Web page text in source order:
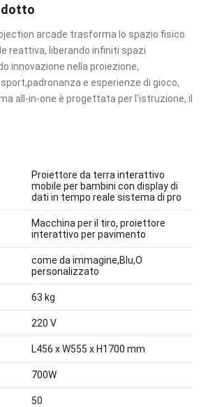
arcade trasforma lo spazio fisico
reattiva, liberando infiniti spazi
innovazione nella proiezione,
e esperienze di gioco,
all-in-one è progettata per l'istruzione, il
Proiettore da terra interattivo
mobile per bambini con display di
dati in tempo reale sistema di pro
Macchina per il tiro, proiettore
interattivo per pavimento
come da immagine,Blu,O
personalizzato
63 kg
220 V
L456 x W555 x H1700 mm
700W
50